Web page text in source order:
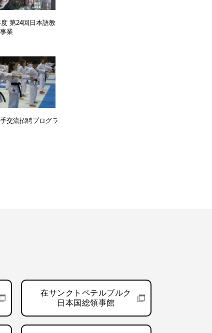
第24回日本語教
業
交流招聘プログラ
在サンクトペテルブルク
日本国総領事館